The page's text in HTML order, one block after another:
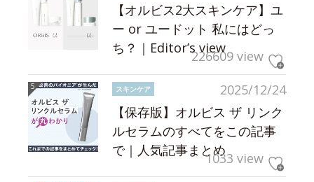
【オルビス2大スキンケア】ユ
ー or ユードット 私にはどっ
ち？｜Editor’s view226609 view
2025/12/24
スキンケア
【保存版】オルビス ザ リンク
ルセラムのすべてをこの記事
で｜人気記事まとめ1033 view